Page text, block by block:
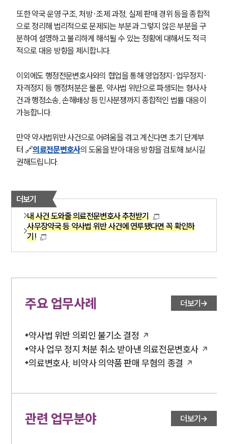
또한 약국 운영 구조, 처방·조제 과정, 실제 판매 경위 등을 종합적
으로 정리해 법리적으로 문제되는 부분과 그렇지 않은 부분을 구
분하여 설명하고 불리하게 해석될 수 있는 정황에 대해서도 적극
적으로 대응 방향을 제시합니다.
이외에도 행정전문변호사와의 협업을 통해 영업정지·업무정지·
자격정지 등 행정처분은 물론, 약사법 위반으로 파생되는 형사사
건과 행정소송, 손해배상 등 민사분쟁까지 종합적인 법률 대응이
가능합니다.
만약 약사법위반 사건으로 어려움을 겪고 계신다면 초기 단계부
터 🔗의료전문변호사의 도움을 받아 대응 방향을 검토해 보시길
권해드립니다.
더보기
내 사건 도와줄 의료전문변호사 추천받기
사무장약국 등 약사법 위반 사건에 연루됐다면 꼭 확인하
기!
주요 업무사례 더보기
약사법 위반 의뢰인 불기소 결정
약사 업무 정지 처분 취소 받아낸 의료전문변호사
의료변호사, 비약사 의약품 판매 무혐의 종결
관련 업무분야 더보기